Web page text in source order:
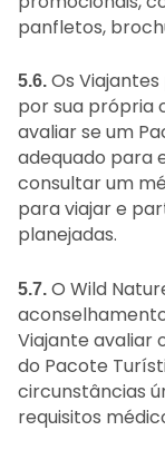
panfletos,
5.6. Os
por sua própria
avaliar se um
adequado para
consultar um
para viajar e
planejadas.
5.7. O Wild
Viajante avaliar
do Pacote
circunstâncias
requisitos